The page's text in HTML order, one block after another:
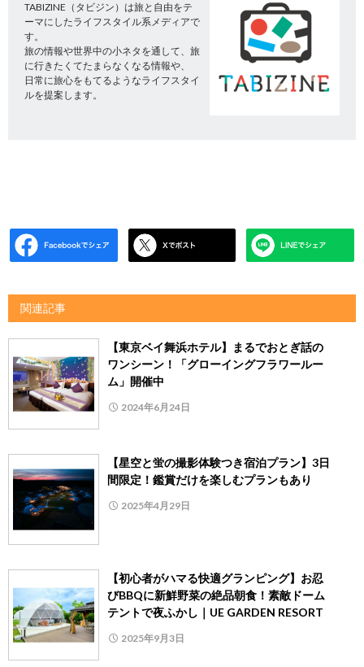
TABIZINE（タビジン）は旅と自由をテ
ーマにしたライフスタイル系メディアで
す。
旅の情報や世界中の小ネタを通して、旅
に行きたくてたまらなくなる情報や、
日常に旅心をもてるようなライフスタイ
ルを提案します。
関連記事
【東京ベイ舞浜ホテル】まるでおとぎ話の
ワンシーン！「グローイングフラワールー
ム」開催中
2024年6月24日
【星空と蛍の撮影体験つき宿泊プラン】3日
間限定！鑑賞だけを楽しむプランもあり
2025年4月29日
【初心者がハマる快適グランピング】お忍
びBBQに新鮮野菜の絶品朝食！素敵ドーム
テントで夜ふかし｜UE GARDEN RESORT
2025年9月3日